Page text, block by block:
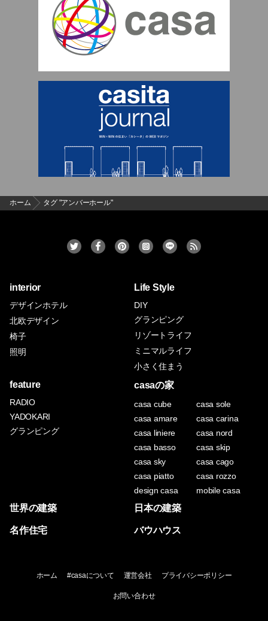
ホーム タグ "アンバーホール"
interior
デザインホテル
北欧デザイン
椅子
照明
Life Style
DIY
グランピング
リゾートライフ
ミニマルライフ
小さく住まう
feature
RADIO
YADOKARI
グランピング
casaの家
casa cube
casa sole
casa amare
casa carina
casa liniere
casa nord
casa basso
casa skip
casa sky
casa cago
casa piatto
casa rozzo
design casa
mobile casa
世界の建築 日本の建築
名作住宅 バウハウス
ホーム #casaについて 運営会社 プライバシーポリシー
お問い合わせ